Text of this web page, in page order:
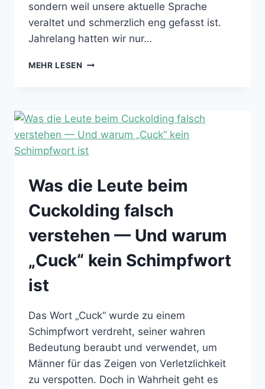
sondern weil unsere aktuelle Sprache
veraltet und schmerzlich eng gefasst ist.
Jahrelang hatten wir nur…
MEHR LESEN WELCHER
EIN
LEITFADEN
ZU
ARCHETYPEN
Was die Leute beim
Cuckolding falsch
verstehen — Und warum
„Cuck“ kein Schimpfwort
ist
Das Wort „Cuck“ wurde zu einem
Schimpfwort verdreht, seiner wahren
Bedeutung beraubt und verwendet, um
Männer für das Zeigen von Verletzlichkeit
zu verspotten. Doch in Wahrheit geht es